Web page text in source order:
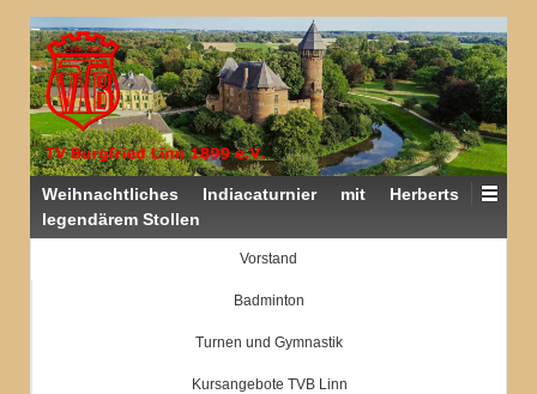
Weihnachtliches Indiacaturnier mit Herberts
legendärem Stollen
Vorstand
Badminton
Turnen und Gymnastik
Kursangebote TVB Linn